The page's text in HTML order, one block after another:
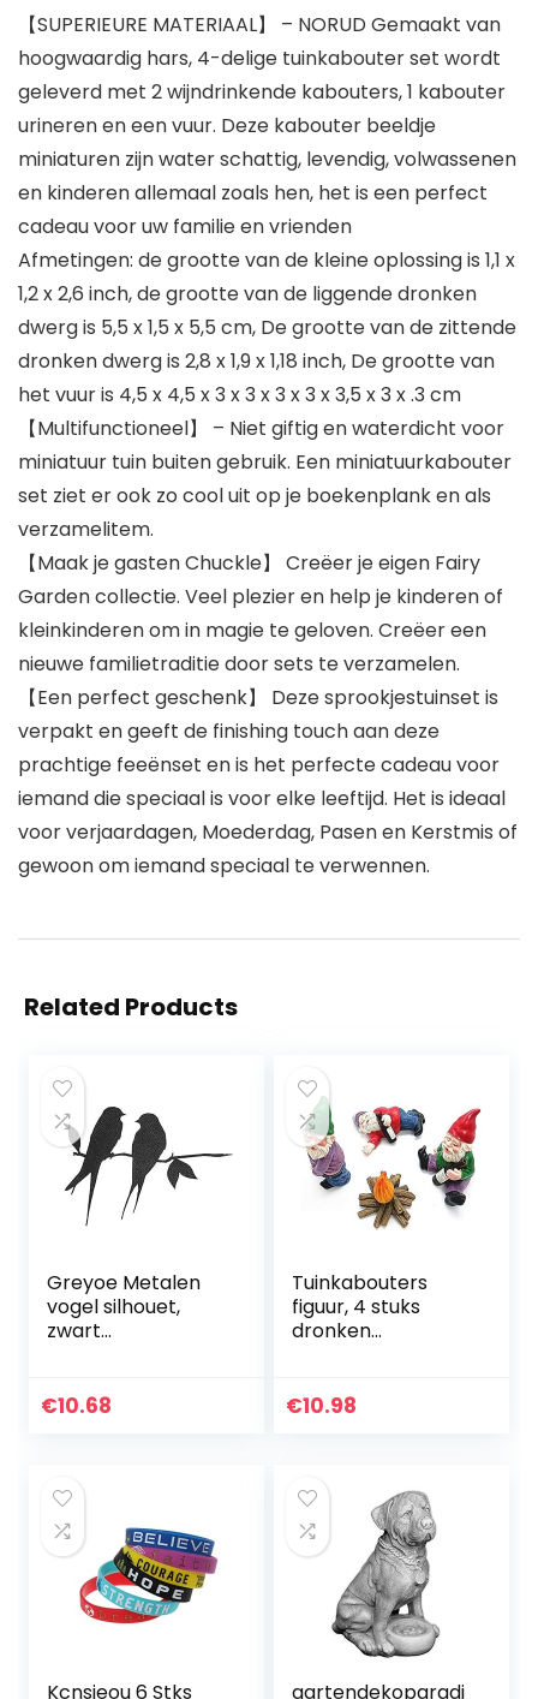
【SUPERIEURE MATERIAAL】 – NORUD Gemaakt van
hoogwaardig hars, 4-delige tuinkabouter set wordt
geleverd met 2 wijndrinkende kabouters, 1 kabouter
urineren en een vuur. Deze kabouter beeldje
miniaturen zijn water schattig, levendig, volwassenen
en kinderen allemaal zoals hen, het is een perfect
cadeau voor uw familie en vrienden
Afmetingen: de grootte van de kleine oplossing is 1,1 x
1,2 x 2,6 inch, de grootte van de liggende dronken
dwerg is 5,5 x 1,5 x 5,5 cm, De grootte van de zittende
dronken dwerg is 2,8 x 1,9 x 1,18 inch, De grootte van
het vuur is 4,5 x 4,5 x 3 x 3 x 3 x 3 x 3,5 x 3 x .3 cm
【Multifunctioneel】 – Niet giftig en waterdicht voor
miniatuur tuin buiten gebruik. Een miniatuurkabouter
set ziet er ook zo cool uit op je boekenplank en als
verzamelitem.
【Maak je gasten Chuckle】 Creëer je eigen Fairy
Garden collectie. Veel plezier en help je kinderen of
kleinkinderen om in magie te geloven. Creëer een
nieuwe familietraditie door sets te verzamelen.
【Een perfect geschenk】 Deze sprookjestuinset is
verpakt en geeft de finishing touch aan deze
prachtige feeënset en is het perfecte cadeau voor
iemand die speciaal is voor elke leeftijd. Het is ideaal
voor verjaardagen, Moederdag, Pasen en Kerstmis of
gewoon om iemand speciaal te verwennen.
Related Products
Greyoe Metalen
vogel silhouet,
zwart
silhouet metalen
€10.68
Tuinkabouters
figuur, 4 stuks
dronken
gebruikt voor
€10.98
Kcnsieou 6 Stks
gartendekoparadi